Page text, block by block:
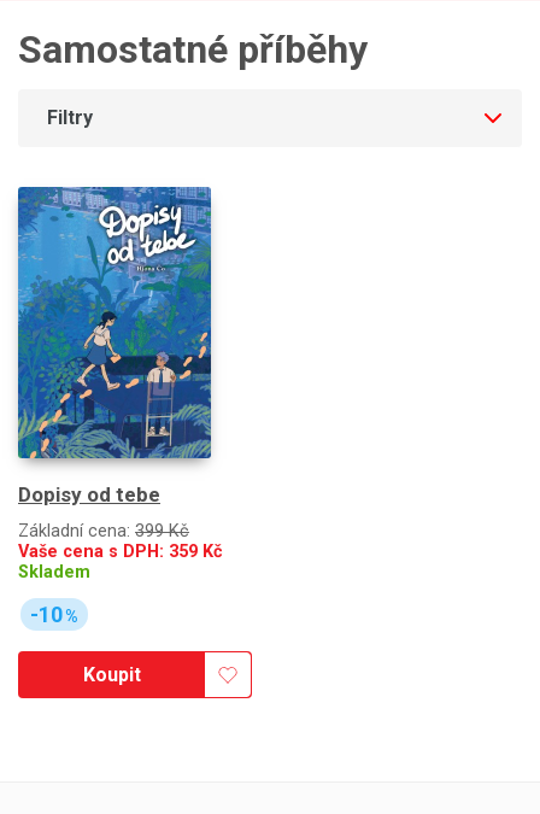
Samostatné příběhy
Filtry
Dopisy od tebe
Základní cena: 399 Kč
Vaše cena s DPH: 359 Kč
Skladem
-10%
Koupit